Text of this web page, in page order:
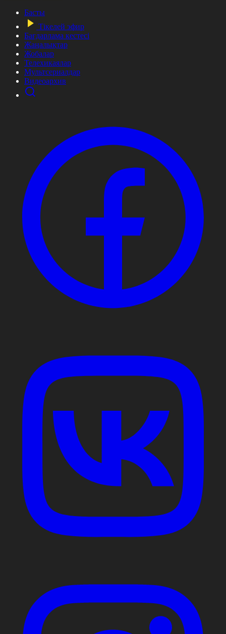
Басты
Тікелей эфир
Бағдарлама кестесі
Жаңалықтар
Жобалар
Телехикаялар
Мультсериалдар
Видеоархив